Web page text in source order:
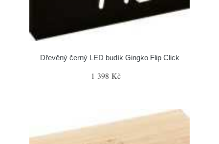
Dřevěný černý LED budík Gingko Flip Click
1 398 Kč